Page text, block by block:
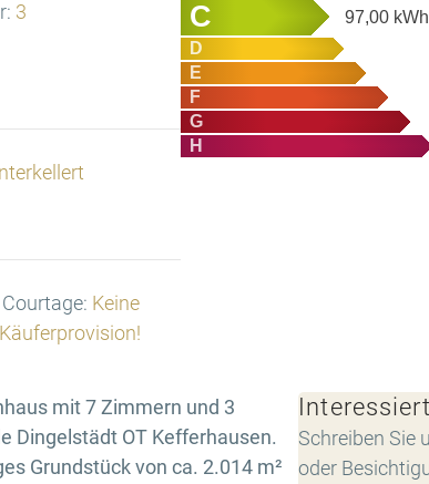
3
Keine
C 97,00
D
E
F
G
H
mit 7 Zimmern und 3
Dingelstädt OT Kefferhausen.
Grundstück von ca. 2.014 m²
Schreiben Sie
oder